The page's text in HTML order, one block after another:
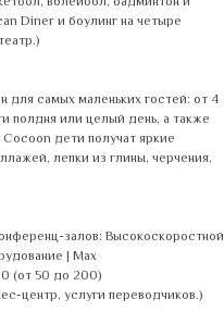
Diner и боулинг на четыре
для самых маленьких гостей: от 4
полдня или целый день, а также
дети получат яркие
лепки из глины, черчения,
залов: Высокоскоростной
| Max
(от 50 до 200)
центр, услуги переводчиков.)